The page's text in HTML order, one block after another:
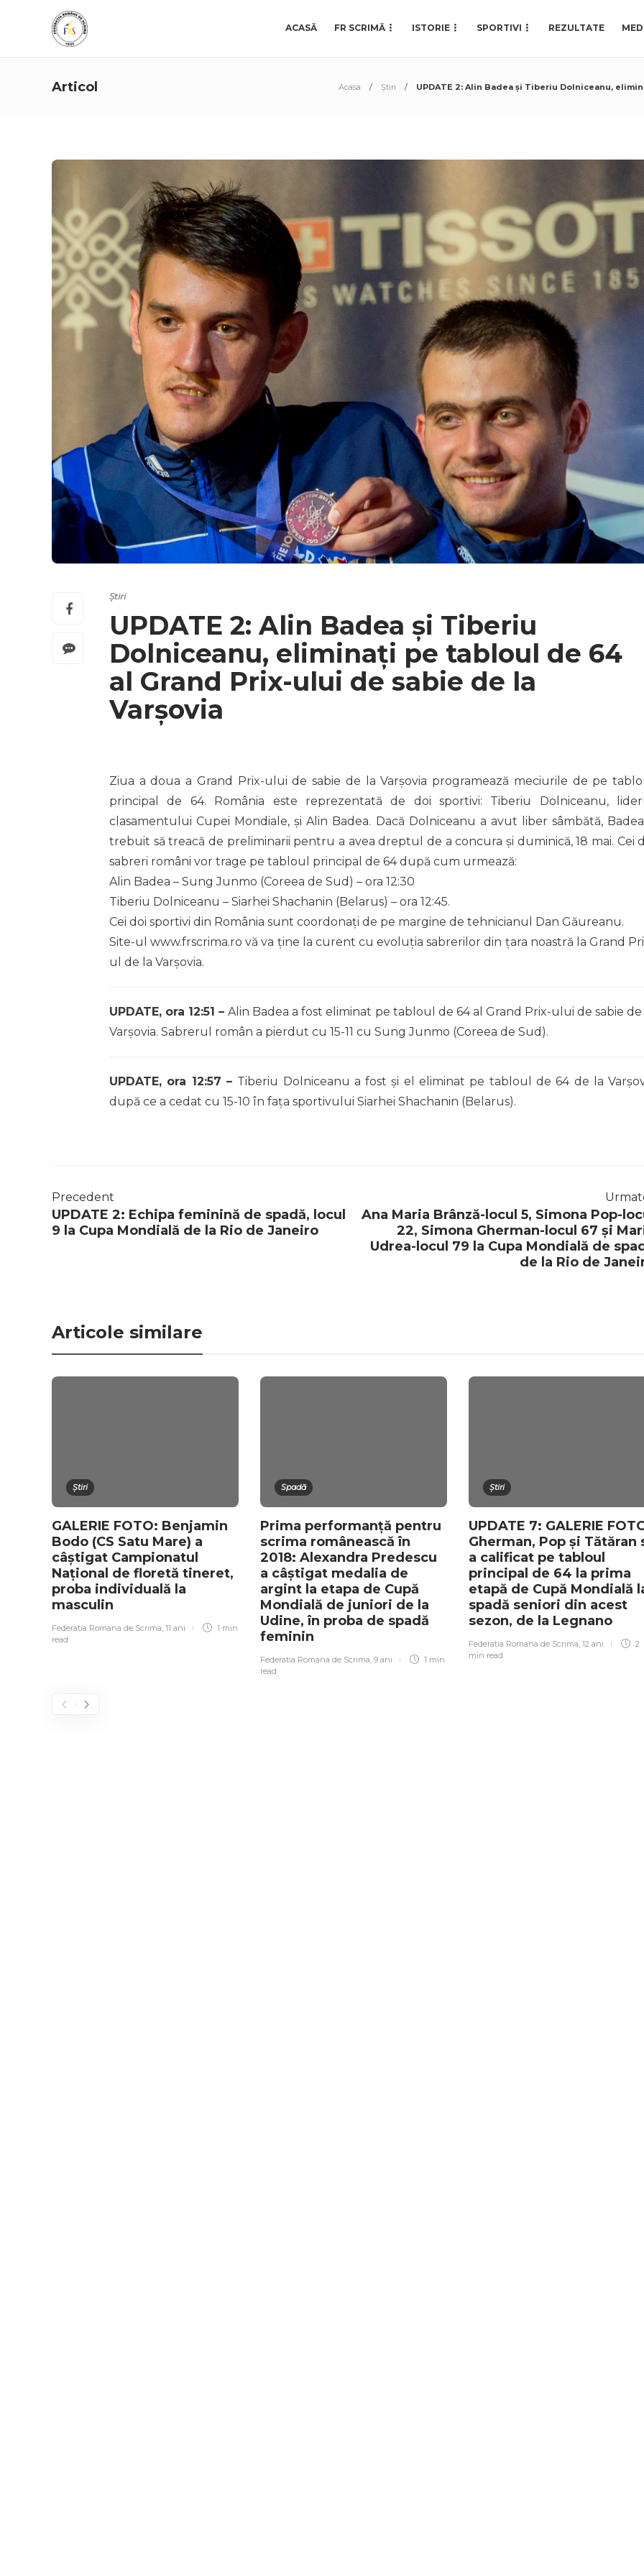
ACASĂ FR SCRIMĂ ISTORIE SPORTIVI REZULTATE
Articol Acasa Știri UPDATE 2: Alin Badea și Tiberiu Dolniceanu,
Știri
UPDATE 2: Alin Badea și Tiberiu
Dolniceanu, eliminați pe tabloul de 64
al Grand Prix-ului de sabie de la
Varșovia
Ziua a doua a Grand Prix-ului de sabie de la Varșovia programează meciurile de pe
principal de 64. România este reprezentată de doi sportivi: Tiberiu Dolniceanu,
clasamentului Cupei Mondiale, și Alin Badea. Dacă Dolniceanu a avut liber sâmbătă,
trebuit să treacă de preliminarii pentru a avea dreptul de a concura și duminică, 18 mai. Cei
sabreri români vor trage pe tabloul principal de 64 după cum urmează:
Alin Badea – Sung Junmo (Coreea de Sud) – ora 12:30
Tiberiu Dolniceanu – Siarhei Shachanin (Belarus) – ora 12:45.
Cei doi sportivi din România sunt coordonați de pe margine de tehnicianul Dan Găureanu.
Site-ul www.frscrima.ro vă va ține la curent cu evoluția sabrerilor din țara noastră la Grand
ul de la Varșovia.
UPDATE, ora 12:51 –Alin Badea a fost eliminat pe tabloul de 64 al Grand Prix-ului de sabie de
Varșovia. Sabrerul român a pierdut cu 15-11 cu Sung Junmo (Coreea de Sud).
UPDATE, ora 12:57 – Tiberiu Dolniceanu a fost și el eliminat pe tabloul de 64 de la
după ce a cedat cu 15-10 în fața sportivului Siarhei Shachanin (Belarus).
Precedent
UPDATE 2: Echipa feminină de spadă, locul
9 la Cupa Mondială de la Rio de Janeiro
Ana Maria Brânză-locul 5, Simona Pop-
22, Simona Gherman-locul 67 și
Udrea-locul 79 la Cupa Mondială de
de la Rio de
Articole similare
Știri
GALERIE FOTO: Benjamin
Bodo (CS Satu Mare) a
câștigat Campionatul
Național de floretă tineret,
proba individuală la
masculin
Federatia Romana de Scrima, 11 ani
1 min
read
Spadă
Prima performanță pentru
scrima românească în
2018: Alexandra Predescu
a câștigat medalia de
argint la etapa de Cupă
Mondială de juniori de la
Udine, în proba de spadă
feminin
Federatia Romana de Scrima, 9 ani
1 min
read
Știri
UPDATE 7: GALERIE
Gherman, Pop și Tătăran
a calificat pe tabloul
principal de 64 la prima
etapă de Cupă Mondială
spadă seniori din acest
sezon, de la Legnano
Federatia Romana de Scrima, 12 ani
2
min read